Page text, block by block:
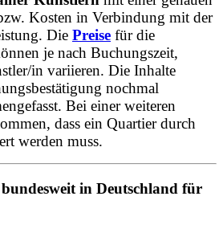
Kosten in Verbindung mit der
Die Preise für die
je nach Buchungszeit,
in variieren. Die Inhalte
nochmal
Bei einer weiteren
dass ein Quartier durch
werden muss.
in Deutschland für